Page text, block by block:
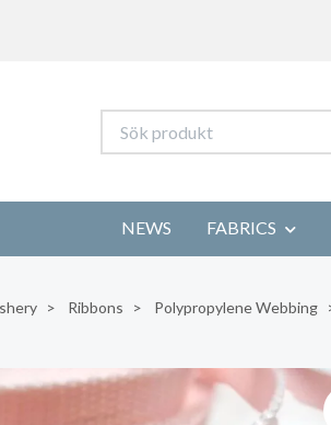
NEWS FABRICS
Ribbons Polypropylene Webbing